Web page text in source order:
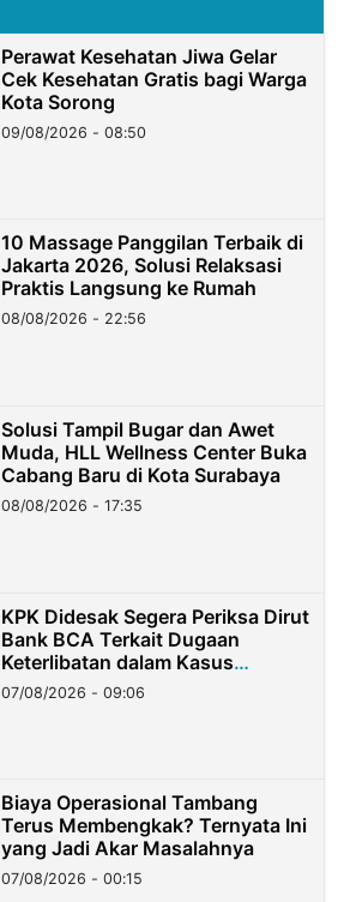
Perawat Kesehatan Jiwa Gelar
Cek Kesehatan Gratis bagi Warga
Kota Sorong
09/08/2026 - 08:50
10 Massage Panggilan Terbaik di
Jakarta 2026, Solusi Relaksasi
Praktis Langsung ke Rumah
08/08/2026 - 22:56
Solusi Tampil Bugar dan Awet
Muda, HLL Wellness Center Buka
Cabang Baru di Kota Surabaya
08/08/2026 - 17:35
KPK Didesak Segera Periksa Dirut
Bank BCA Terkait Dugaan
Keterlibatan dalam Kasus
Hilangnya Dana Nasabah Rp2,58
Miliar
07/08/2026 - 09:06
Biaya Operasional Tambang
Terus Membengkak? Ternyata Ini
yang Jadi Akar Masalahnya
07/08/2026 - 00:15